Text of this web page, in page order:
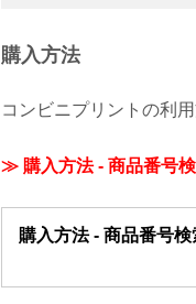
購入方法
コンビニプリントの利
≫ 購入方法 - 商品番号検
購入方法 - 商品番号